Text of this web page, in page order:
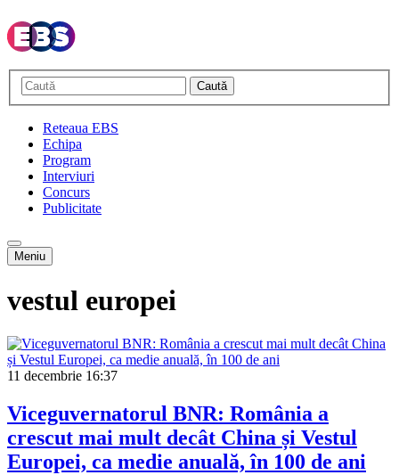
Caută
Reteaua EBS
Echipa
Program
Interviuri
Concurs
Publicitate
Meniu
vestul europei
11 decembrie 16:37
Viceguvernatorul BNR: România a
crescut mai mult decât China și Vestul
Europei, ca medie anuală, în 100 de ani